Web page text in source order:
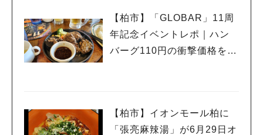
【柏市】「GLOBAR」11周
年記念イベントレポ｜ハン
バーグ110円の衝撃価格を体
【柏市】イオンモール柏に
「張亮麻辣湯」が6月29日オ